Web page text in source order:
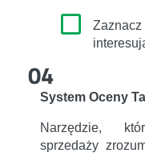
Zaznacz
04
System Oceny
Narzędzie,
sprzedaży